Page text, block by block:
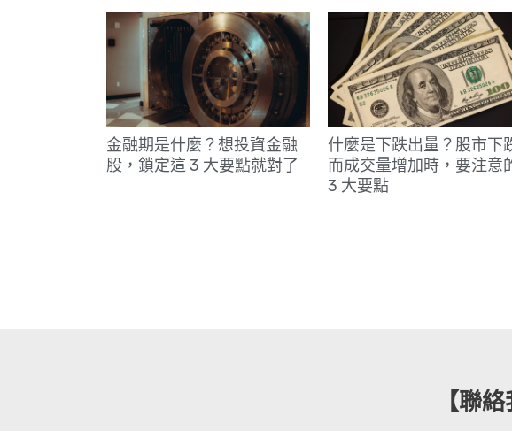
金融期是什麼？想投資金融
股，鎖定這 3 大要點就對了
什麼是下跌出量？股市下
而成交量增加時，要注意
3 大要點
【聯絡